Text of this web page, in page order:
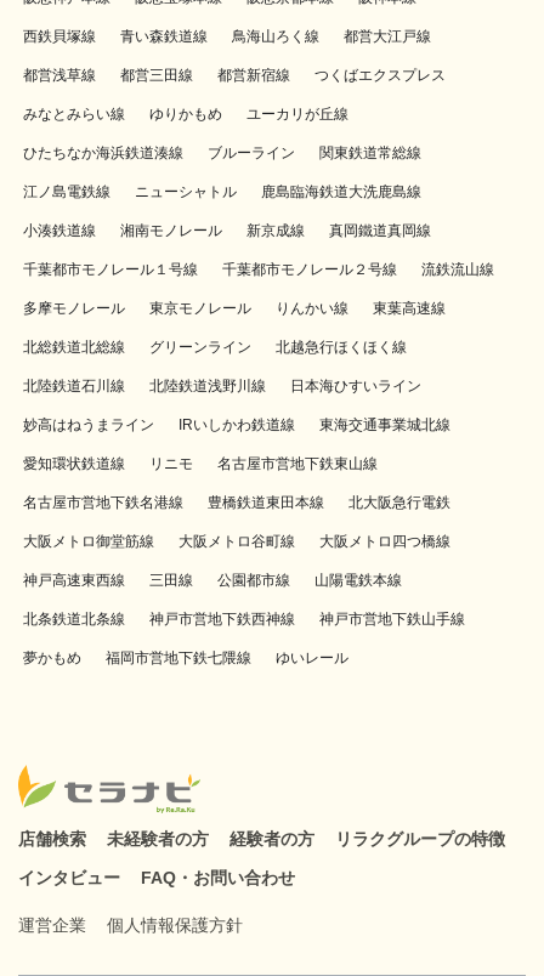
西鉄貝塚線 青い森鉄道線 鳥海山ろく線 都営大江戸線
都営浅草線 都営三田線 都営新宿線 つくばエクスプレス
みなとみらい線 ゆりかもめ ユーカリが丘線
ひたちなか海浜鉄道湊線 ブルーライン 関東鉄道常総線
江ノ島電鉄線 ニューシャトル 鹿島臨海鉄道大洗鹿島線
小湊鉄道線 湘南モノレール 新京成線 真岡鐵道真岡線
千葉都市モノレール１号線 千葉都市モノレール２号線 流鉄流山線
多摩モノレール 東京モノレール りんかい線 東葉高速線
北総鉄道北総線 グリーンライン 北越急行ほくほく線
北陸鉄道石川線 北陸鉄道浅野川線 日本海ひすいライン
妙高はねうまライン IRいしかわ鉄道線 東海交通事業城北線
愛知環状鉄道線 リニモ 名古屋市営地下鉄東山線
名古屋市営地下鉄名港線 豊橋鉄道東田本線 北大阪急行電鉄
大阪メトロ御堂筋線 大阪メトロ谷町線 大阪メトロ四つ橋線
神戸高速東西線 三田線 公園都市線 山陽電鉄本線
北条鉄道北条線 神戸市営地下鉄西神線 神戸市営地下鉄山手線
夢かもめ 福岡市営地下鉄七隈線 ゆいレール
店舗検索 未経験者の方 経験者の方
リラクグループの特徴
インタビュー
FAQ・お問い合わせ
運営企業 個人情報保護方針